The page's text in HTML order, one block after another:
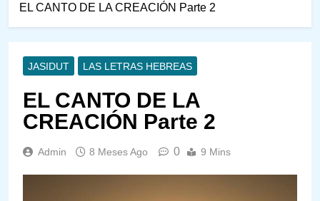
EL CANTO DE LA CREACIÓN Parte 2
JASIDUT LAS LETRAS HEBREAS
EL CANTO DE LA
CREACIÓN Parte 2
Admin 8 Meses Ago 0 9 Mins